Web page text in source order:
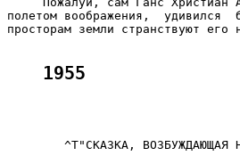
полетом воображения,
просторам земли странствуют его
1955
^T"СКАЗКА,